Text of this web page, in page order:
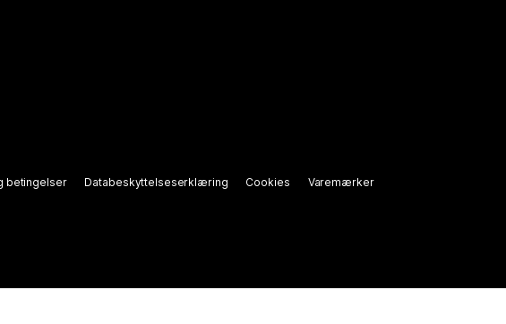
betingelser Databeskyttelseserklæring Cookies Varemærker